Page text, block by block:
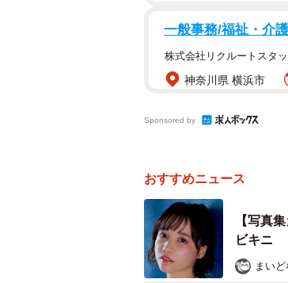
一般事務/福祉・介
株式会社リクルートスタ
神奈川県 横浜市
Sponsored by
おすすめニュース
【写真
ビキニ
まい